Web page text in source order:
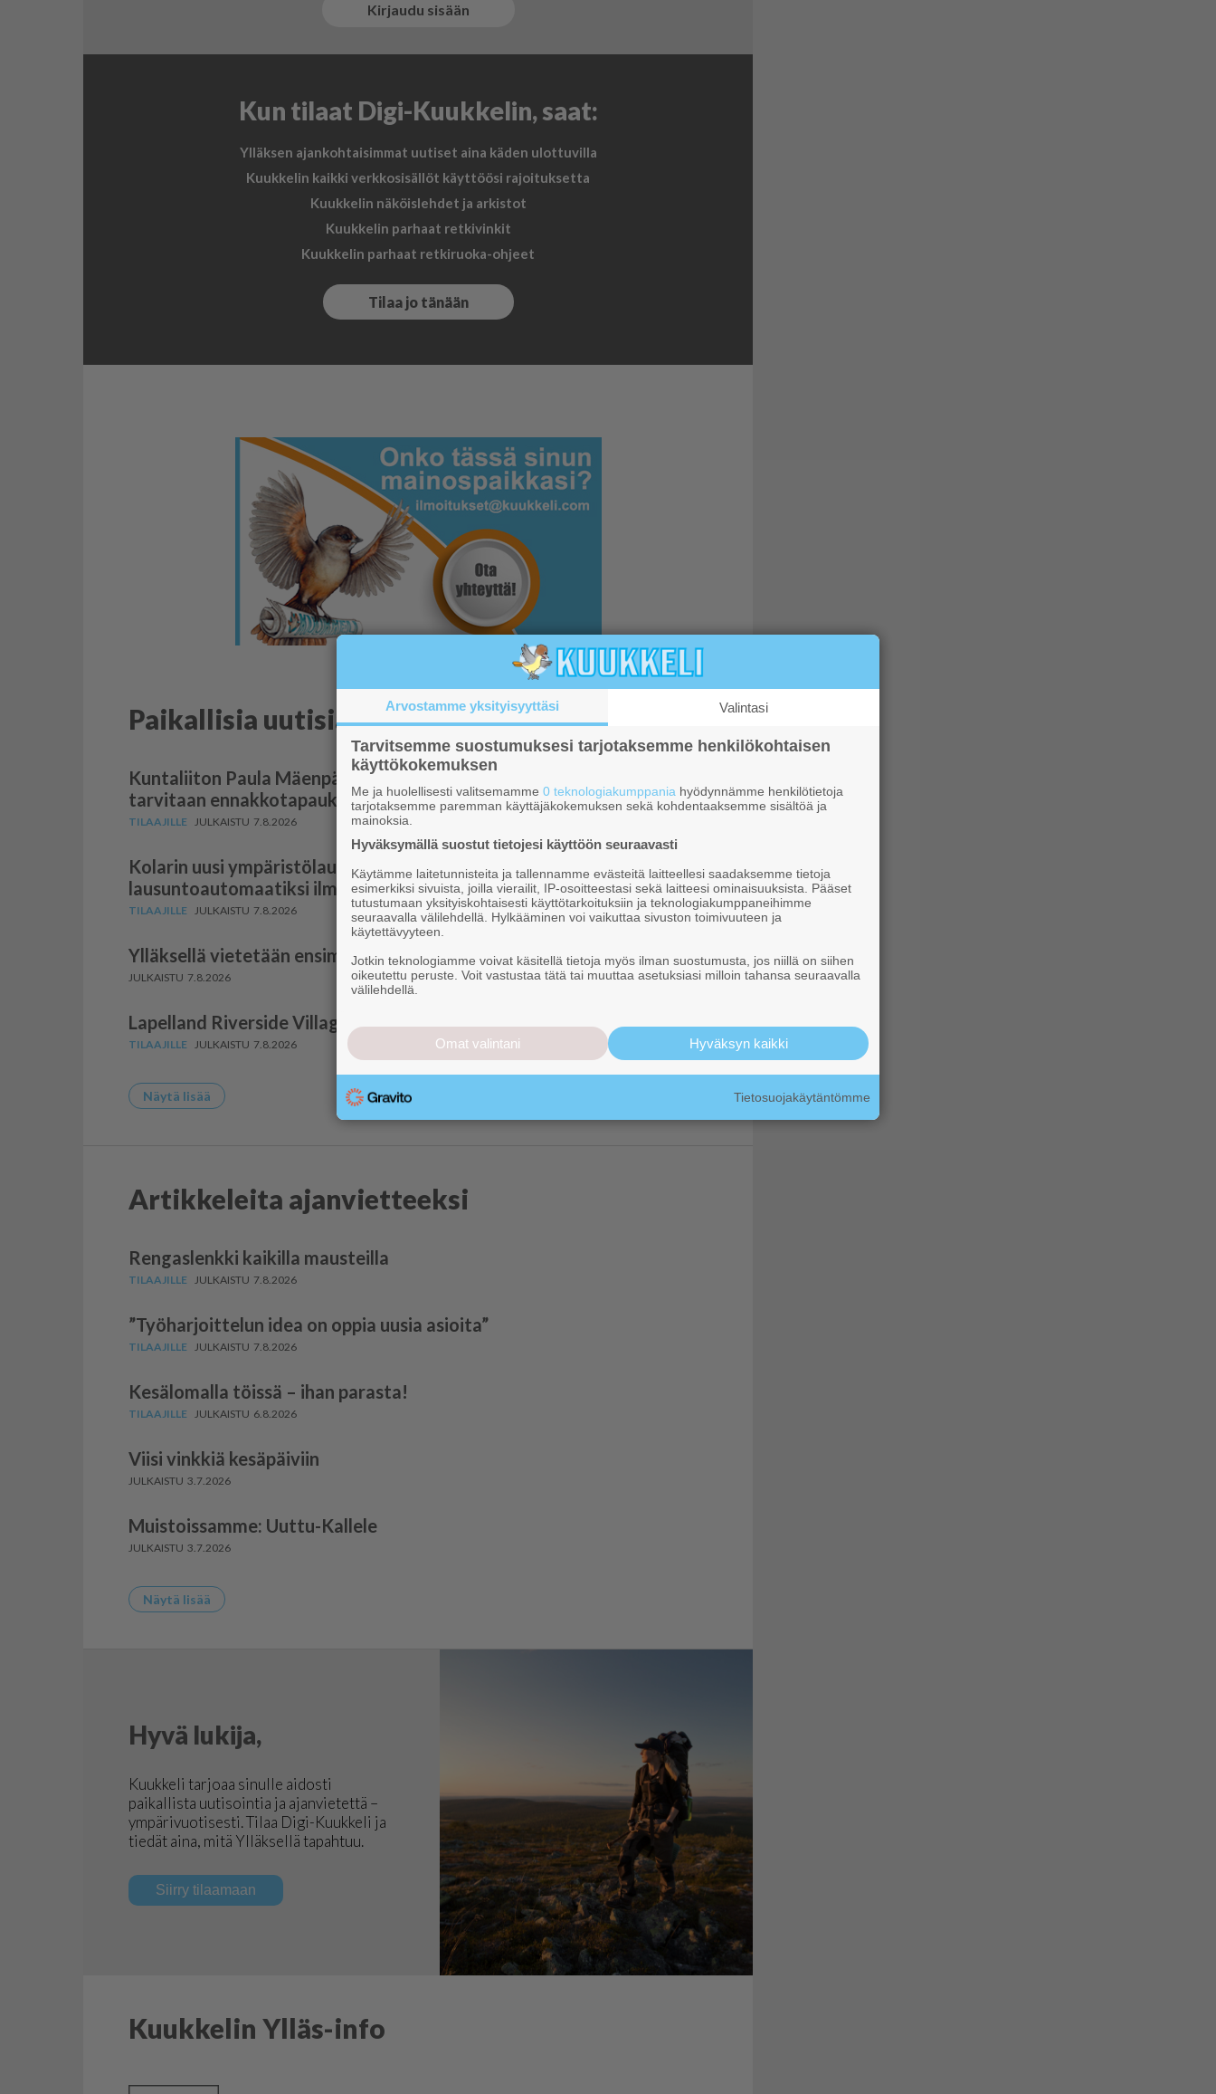
Kirjaudu sisään
Kun tilaat Digi-Kuukkelin, saat:
Ylläksen ajankohtaisimmat uutiset aina käden ulottuvilla
Kuukkelin kaikki verkkosisällöt käyttöösi rajoituksetta
Kuukkelin näköislehdet ja arkistot
Kuukkelin parhaat retkivinkit
Kuukkelin parhaat retkiruoka-ohjeet
Tilaa jo tänään
Paikallisia uutisia
Kuntaliiton Paula Mäenpää: Rakentamislain tulkinta epäselvää –
tarvitaan ennakkotapauksia
7.8.2026
Kolarin uusi ympäris­tö­lau­takunta on toiminut vuoden – kritisoidaan
lausun­to­au­to­maatiksi ilman päätäntävaltaa
7.8.2026
Ylläksellä vietetään ensimmäistä luonnonmetsäpäivää
7.8.2026
Lapelland Riverside Village laajenemassa jälleen
7.8.2026
Näytä lisää
Artikkeleita ajanvietteeksi
Rengaslenkki kaikilla mausteilla
7.8.2026
”Työharjoittelun idea on oppia uusia asioita”
7.8.2026
Kesälomalla töissä – ihan parasta!
6.8.2026
Viisi vinkkiä kesäpäiviin
3.7.2026
Muistoissamme: Uuttu-Kallele
3.7.2026
Näytä lisää
Hyvä lukija,
Kuukkeli tarjoaa sinulle aidosti
paikallista uutisointia ja ajanvietettä –
ympärivuotisesti. Tilaa Digi-Kuukkeli ja
tiedät aina, mitä Ylläksellä tapahtuu.
Siirry tilaamaan
Kuukkelin Ylläs-info
Arvostamme yksityisyyttäsi Valintasi
Tarvitsemme suostumuksesi tarjotaksemme henkilökohtaisen
käyttökokemuksen
Me ja huolellisesti valitsemamme 0 teknologiakumppania hyödynnämme henkilötietoja
tarjotaksemme paremman käyttäjäkokemuksen sekä kohdentaaksemme sisältöä ja
mainoksia.
Hyväksymällä suostut tietojesi käyttöön seuraavasti
Käytämme laitetunnisteita ja tallennamme evästeitä laitteellesi saadaksemme tietoja
esimerkiksi sivuista, joilla vierailit, IP-osoitteestasi sekä laitteesi ominaisuuksista. Pääset
tutustumaan yksityiskohtaisesti käyttötarkoituksiin ja teknologiakumppaneihimme
seuraavalla välilehdellä. Hylkääminen voi vaikuttaa sivuston toimivuuteen ja
käytettävyyteen.
Jotkin teknologiamme voivat käsitellä tietoja myös ilman suostumusta, jos niillä on siihen
oikeutettu peruste. Voit vastustaa tätä tai muuttaa asetuksiasi milloin tahansa seuraavalla
välilehdellä.
Hyväksyn kaikki
Omat valintani
Tietosuojakäytäntömme